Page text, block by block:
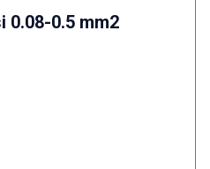
0.08-0.5 mm2